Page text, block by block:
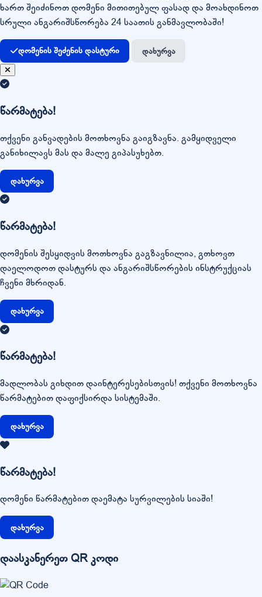
ხართ შეიძინოთ დომენი მითითებულ ფასად და მოახდინოთ
სრული ანგარიშსწორება 24 საათის განმავლობაში!
დომენის შეძენის დასტური დახურვა
წარმატება!
თქვენი განვადების მოთხოვნა გაიგზავნა. გამყიდველი
განიხილავს მას და მალე გიპასუხებთ.
დახურვა
წარმატება!
დომენის შესყიდვის მოთხოვნა გაგზავნილია, გთხოვთ
დაელოდოთ დასტურს და ანგარიშსწორების ინსტრუქციას
ჩვენი მხრიდან.
დახურვა
წარმატება!
მადლობას გიხდით დაინტერესებისთვის! თქვენი მოთხოვნა
წარმატებით დაფიქსირდა სისტემაში.
დახურვა
წარმატება!
დომენი წარმატებით დაემატა სურვილების სიაში!
დახურვა
დაასკანერეთ QR კოდი